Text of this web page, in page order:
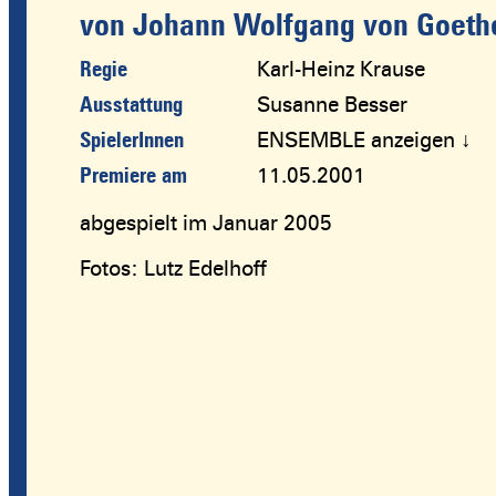
von Johann Wolfgang von
Regie
Karl-Heinz Krause
Ausstattung
Susanne Besser
SpielerInnen
ENSEMBLE anzeigen ↓
Premiere am
11.05.2001
abgespielt im Januar 2005
Fotos: Lutz Edelhoff